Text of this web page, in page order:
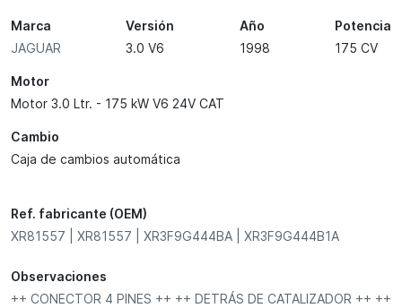
Marca
JAGUAR
Versión
3.0 V6
Año
1998
Potencia
175 CV
Motor
Motor 3.0 Ltr. - 175 kW V6 24V CAT
Cambio
Caja de cambios automática
Ref. fabricante (OEM)
XR81557 | XR81557 | XR3F9G444BA | XR3F9G444B1A
Observaciones
++ CONECTOR 4 PINES ++ ++ DETRÁS DE CATALIZADOR ++ ++